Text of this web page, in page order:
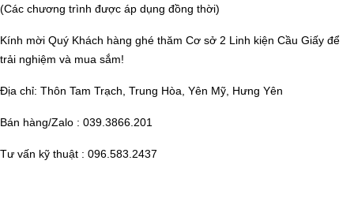
(Các chương trình được áp dụng đồng thời)
Kính mời Quý Khách hàng ghé thăm Cơ sở 2 Linh kiện Cầu Giấy để
trải nghiệm và mua sắm!
Địa chỉ: Thôn Tam Trạch, Trung Hòa, Yên Mỹ, Hưng Yên
Bán hàng/Zalo : 039.3866.201
Tư vấn kỹ thuật : 096.583.2437